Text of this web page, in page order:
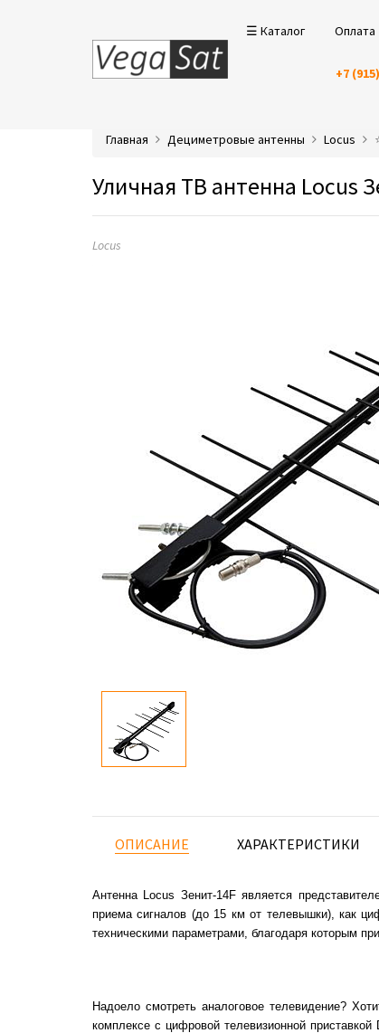
☰ Каталог Оплата
+7
Главная Дециметровые антенны Locus
Уличная ТВ антенна Locus
Locus
ОПИСАНИЕ ХАРАКТЕРИСТИКИ
Антенна Locus Зенит-14F является
приема сигналов (до 15 км от телевышки), как
техническими параметрами, благодаря которым
Надоело смотреть аналоговое телевидение?
комплексе с цифровой телевизионной